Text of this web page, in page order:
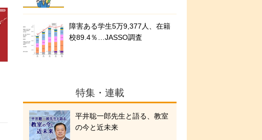
障害ある学生5万9,377人、在籍
校89.4％…JASSO調査
特集・連載
平井聡一郎先生と語る、教室
の今と近未来